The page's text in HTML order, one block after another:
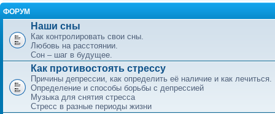
ФОРУМ
Наши сны
Как контролировать свои сны.
Любовь на расстоянии.
Сон – шаг в будущее.
Как противостоять стрессу
Причины депрессии, как определить её наличие и как лечиться.
Определение и способы борьбы с депрессией
Музыка для снятия стресса
Стресс в разные периоды жизни